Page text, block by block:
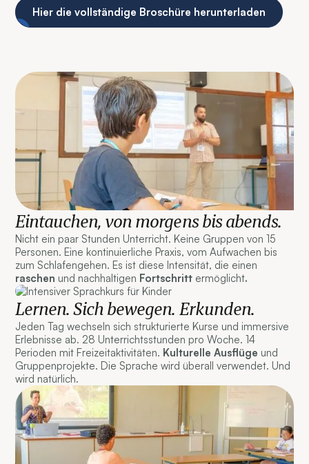
Hier die vollständige Broschüre herunterladen
Eintauchen, von morgens bis abends.
Nicht ein paar Stunden Unterricht. Keine Gruppen von 15
Personen. Eine kontinuierliche Praxis, vom Aufwachen bis
zum Schlafengehen. Es ist diese Intensität, die einen
raschen und nachhaltigen Fortschritt ermöglicht.
Lernen. Sich bewegen. Erkunden.
Jeden Tag wechseln sich strukturierte Kurse und immersive
Erlebnisse ab. 28 Unterrichtsstunden pro Woche. 14
Perioden mit Freizeitaktivitäten. Kulturelle Ausflüge und
Gruppenprojekte. Die Sprache wird überall verwendet. Und
wird natürlich.